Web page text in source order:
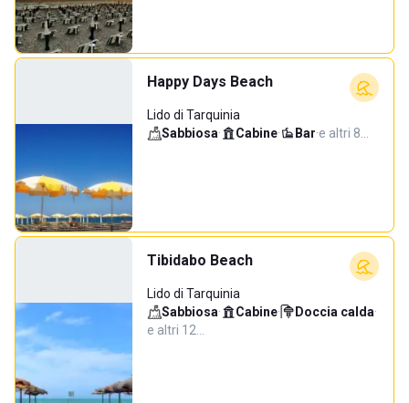
Happy Days Beach
Lido di Tarquinia
Sabbiosa· Cabine· Bar·e altri 8…
Tibidabo Beach
Lido di Tarquinia
Sabbiosa· Cabine· Doccia calda·
e altri 12…